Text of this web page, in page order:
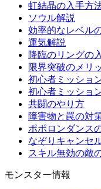
虹結晶の入手方
ソウル解説
効率的なレベル
運気解説
降臨のリングの
限界突破のメリ
初心者ミッショ
初心者ミッショ
共闘のやり方
障害物と罠の対
ポポロンダンス
なぞりキャンセ
スキル無効の敵
モンスター情報